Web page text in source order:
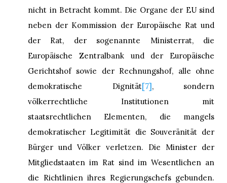
nicht in Betracht kommt. Die Organe der EU sind
neben der Kommission der Europäische Rat und
der Rat, der sogenannte Ministerrat, die
Europäische Zentralbank und der Europäische
Gerichtshof sowie der Rechnungshof, alle ohne
demokratische Dignität[7], sondern
völkerrechtliche Institutionen mit
staatsrechtlichen Elementen, die mangels
demokratischer Legitimität die Souveränität der
Bürger und Völker verletzen. Die Minister der
Mitgliedstaaten im Rat sind im Wesentlichen an
die Richtlinien ihres Regierungschefs gebunden.